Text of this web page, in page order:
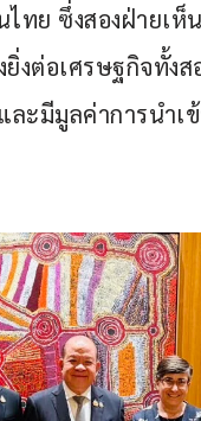
ย ซึ่งสองฝ่ายเห็
งต่อเศรษฐกิจทั้ง
ละมีมูลค่าการนำ